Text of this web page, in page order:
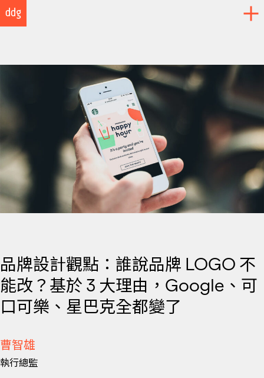
品牌設計觀點：誰說品牌 LOGO 不
能改？基於 3 大理由，Google、可
口可樂、星巴克全都變了
曹智雄
執行總監